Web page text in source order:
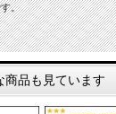
。
商品も見ています